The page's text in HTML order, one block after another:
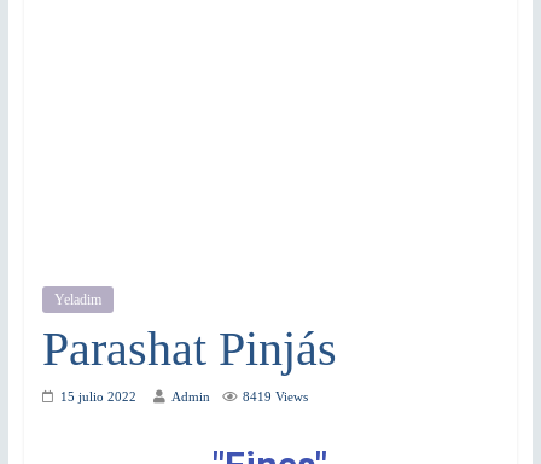
Yeladim
Parashat Pinjás
15 julio 2022 Admin 8419 Views